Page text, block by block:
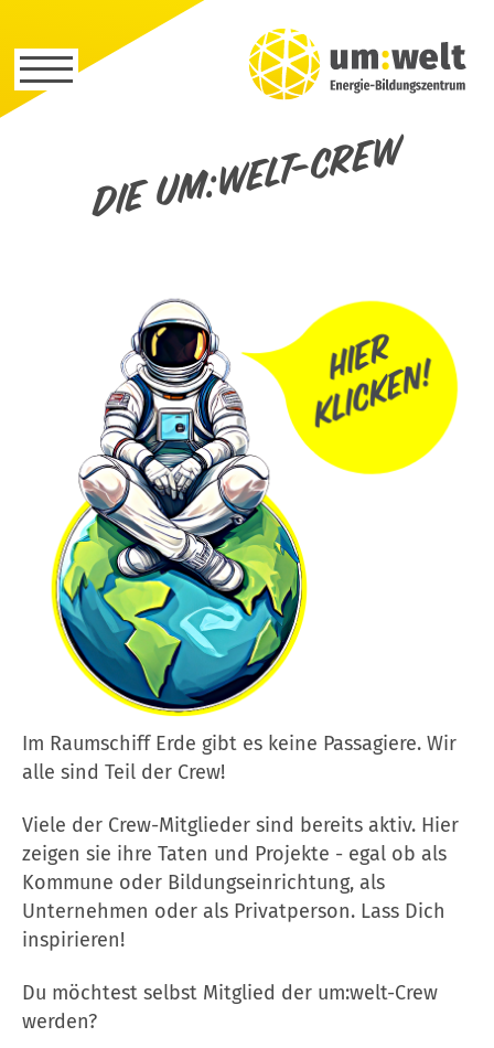
Die um:welt-Crew
Im Raumschiff Erde gibt es keine Passagiere. Wir
alle sind Teil der Crew!
Viele der Crew-Mitglieder sind bereits aktiv. Hier
zeigen sie ihre Taten und Projekte - egal ob als
Kommune oder Bildungseinrichtung, als
Unternehmen oder als Privatperson. Lass Dich
inspirieren!
Du möchtest selbst Mitglied der um:welt-Crew
werden?